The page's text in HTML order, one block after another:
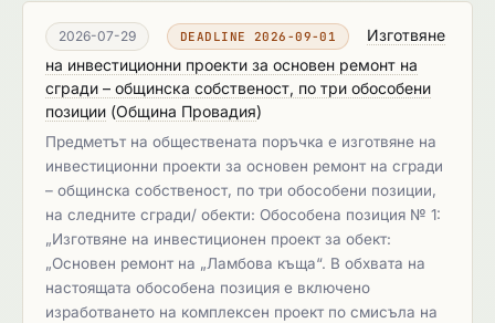
2026-07-29 DEADLINE 2026-09-01
Изготвяне
на инвестиционни проекти за основен ремонт на
сгради – общинска собственост, по три обособени
позиции (Община Провадия)
Предметът на обществената поръчка е изготвяне на
инвестиционни проекти за основен ремонт на сгради
– общинска собственост, по три обособени позиции,
на следните сгради/ обекти: Обособена позиция № 1:
„Изготвяне на инвестиционен проект за обект:
„Основен ремонт на „Ламбова къща“. В обхвата на
настоящата обособена позиция е включено
изработването на комплексен проект по смисъла на